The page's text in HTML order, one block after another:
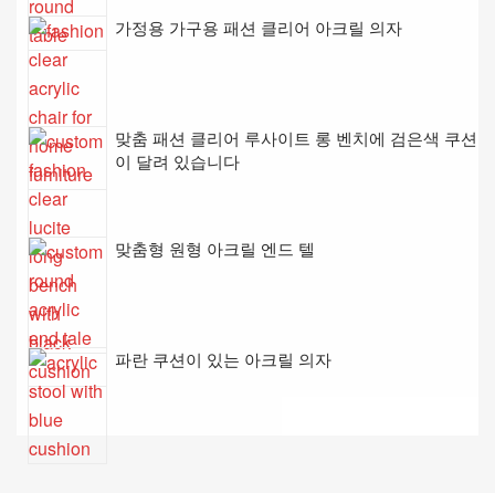
가정용 가구용 패션 클리어 아크릴 의자
맞춤 패션 클리어 루사이트 롱 벤치에 검은색 쿠션
이 달려 있습니다
맞춤형 원형 아크릴 엔드 텔
파란 쿠션이 있는 아크릴 의자